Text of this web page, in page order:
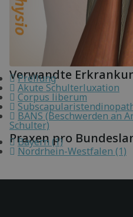
Verwandte
Prellung
Akute Schulterluxation
Corpus liberum
BANS (Beschwerden an
Schulter)
Praxen pro
Bayern (1)
Nordrhein-Westfalen (1)